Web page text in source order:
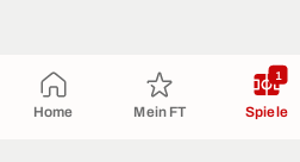
Home Mein FT Spiele
1